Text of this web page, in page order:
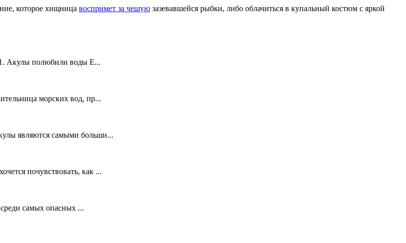
которое хищница воспримет за чешую зазевавшейся рыбки, либо облачиться в купальный костюм с яркой
1. Акулы полюбили воды Е...
морских вод, пр...
являются самыми больши...
почувствовать, как ...
среди самых опасных ...